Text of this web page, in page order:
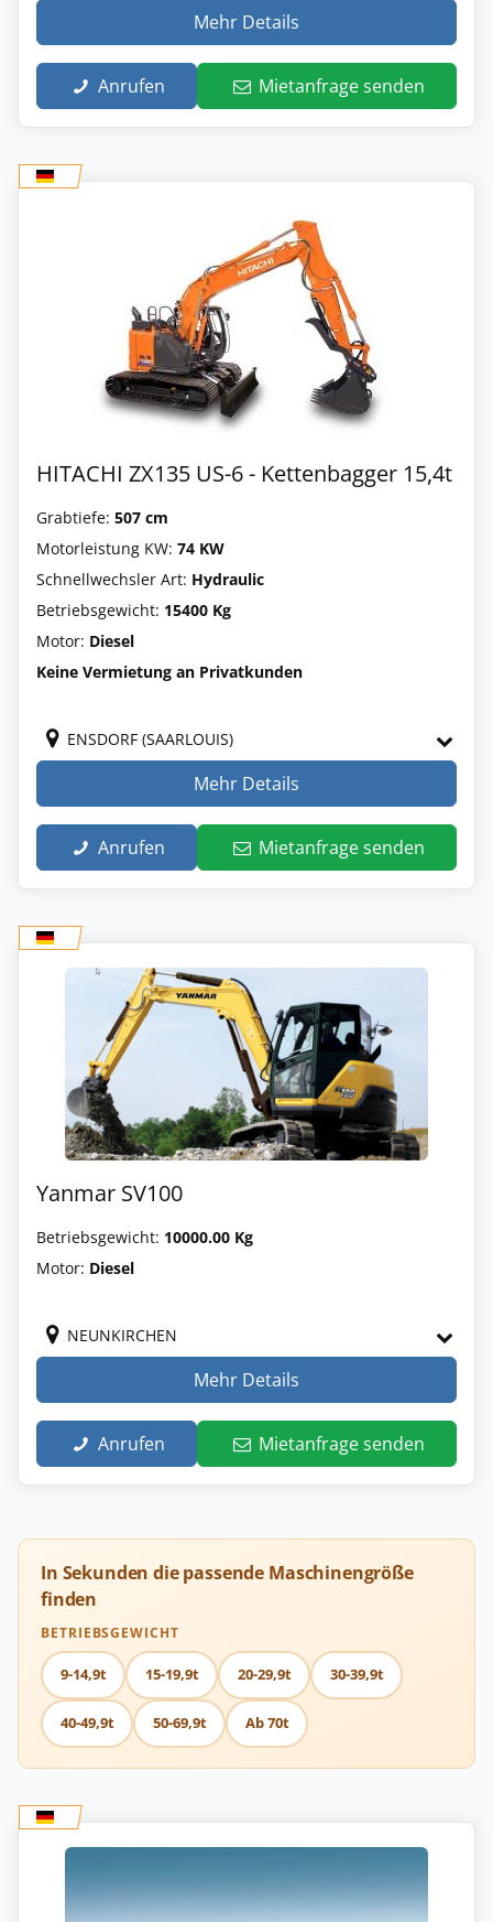
Mehr Details
Anrufen Mietanfrage senden
HITACHI ZX135 US-6 - Kettenbagger 15,4t
Grabtiefe: 507 cm
Motorleistung KW: 74 KW
Schnellwechsler Art: Hydraulic
Betriebsgewicht: 15400 Kg
Motor: Diesel
Keine Vermietung an Privatkunden
ENSDORF (SAARLOUIS)
Mehr Details
Anrufen Mietanfrage senden
Yanmar SV100
Betriebsgewicht: 10000.00 Kg
Motor: Diesel
NEUNKIRCHEN
Mehr Details
Anrufen Mietanfrage senden
In Sekunden die passende Maschinengröße
finden
BETRIEBSGEWICHT
9-14,9t 15-19,9t 20-29,9t 30-39,9t
40-49,9t 50-69,9t Ab 70t